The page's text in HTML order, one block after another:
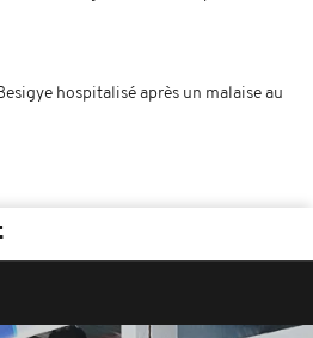
hospitalisé après un malaise au